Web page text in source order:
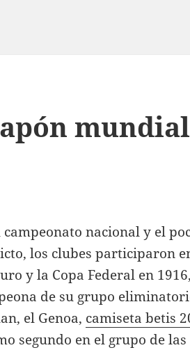
nacional y el
los clubes participaron
y la Copa Federal en
de su grupo
el Genoa, camiseta betis
segundo en el grupo de las